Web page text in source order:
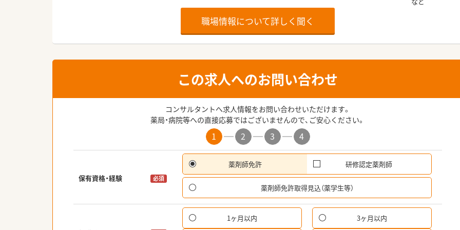
職場情報について詳しく聞く
この求人へのお問い合わせ
コンサルタントへ求人情報をお問い合わせいただけます。
薬局・病院等への直接応募ではございませんので、ご安心ください。
1 2 3 4
保有資格・経験 必須
薬剤師免許 研修認定薬剤師
薬剤師免許取得見込（薬学生等）
1ヶ月以内 3ヶ月以内